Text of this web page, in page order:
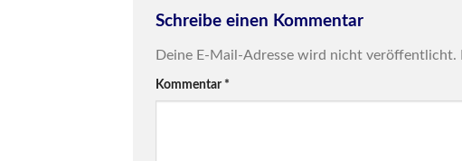
Schreibe einen Kommentar
Deine E-Mail-Adresse wird nicht veröffentlicht.
Kommentar *